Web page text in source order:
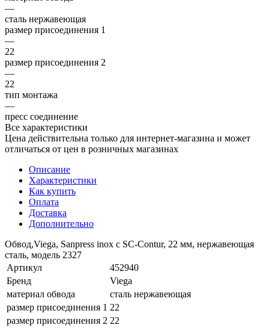
—
сталь нержавеющая
размер присоединения 1
—
22
размер присоединения 2
—
22
тип монтажа
—
пресс соединение
Все характеристики
Цена действительна только для интернет-магазина и может
отличаться от цен в розничных магазинах
Описание
Характеристики
Как купить
Оплата
Доставка
Дополнительно
Обвод,Viega, Sanpress inox с SC-Contur, 22 мм, нержавеющая
сталь, модель 2327
Артикул
452940
Бренд
Viega
материал обвода
сталь нержавеющая
размер присоединения 1 22
размер присоединения 2 22